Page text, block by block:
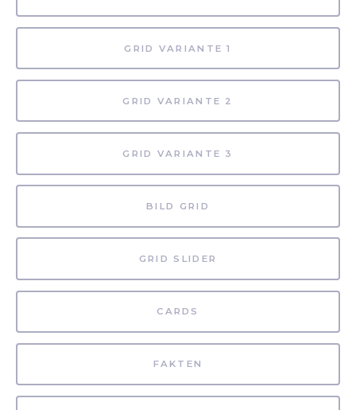
GRID VARIANTE 1
GRID VARIANTE 2
GRID VARIANTE 3
BILD GRID
GRID SLIDER
CARDS
FAKTEN